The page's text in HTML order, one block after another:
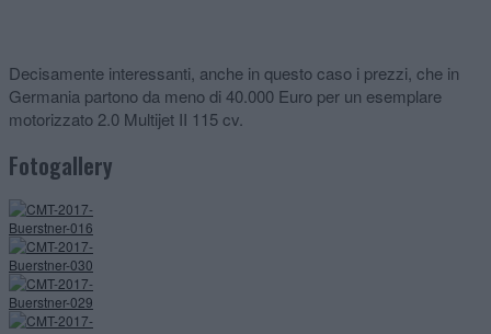
Decisamente interessanti, anche in questo caso i prezzi, che in
Germania partono da meno di 40.000 Euro per un esemplare
motorizzato 2.0 Multijet II 115 cv.
Fotogallery